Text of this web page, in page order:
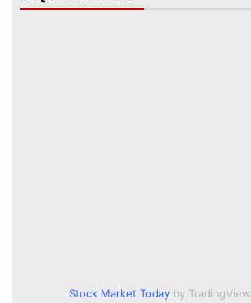
Stock Market Today by TradingView